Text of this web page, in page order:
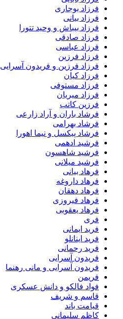
فرزاد بوجاری
فرزاد بیانی
فرزاد بیباش و وحید تتورا
فرزاد صادقی
فرزاد عباسی
فرزاد فرزین
فرزاد فرزین و فریدون آسرایی
فرزاد کیان
فرزاد مستوفی
فرزاد میریان
فرزین کاتب
فرشاد باران و آراد زارعی
فرشاد بهرامی
فرشاد پیکسل و نیما اهورا
فرشید ادهمی
فرشید شاهسون
فرشید میلانی
فرهاد بیانی
فرهاد داروغه
فرهاد دهقان
فرهاد فیروزی
فرهاد یعقوبی
فری
فرید ایمانی
فرید اینانلو
فرید رحمانی
فریدون آسرایی
فریدون آسرایی و مانی رهنما
فریمن
فواد فالکو و دانش عسکری
قاسم و شریف
قیامت باند
کاظم سلیمانی